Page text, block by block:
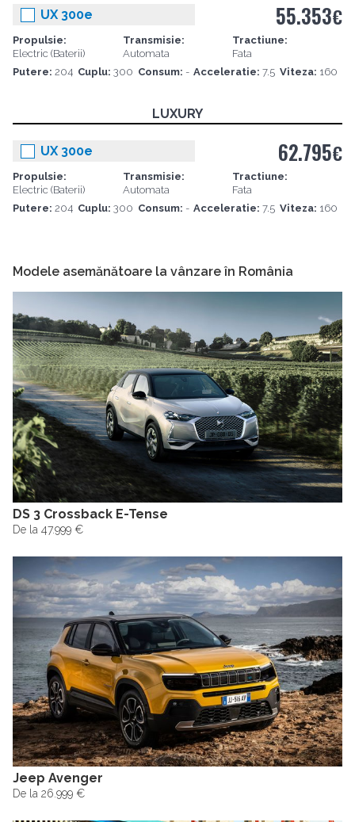
UX 300e
Propulsie:
Electric (Baterii)
Transmisie:
Automata
Tractiune:
Fata
Putere: 204 Cuplu: 300 Consum: - Acceleratie:7.5 Viteza: 160
55.353€
LUXURY
UX 300e
Propulsie:
Electric (Baterii)
Transmisie:
Automata
Tractiune:
Fata
Putere: 204 Cuplu: 300 Consum: - Acceleratie:7.5 Viteza: 160
62.795€
Modele asemănătoare la vânzare în România
DS 3 Crossback E-Tense
De la 47.999 €
Jeep Avenger
De la 26.999 €